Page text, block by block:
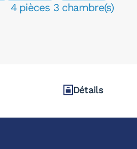
4 pièces 3 chambre(s)
Détails